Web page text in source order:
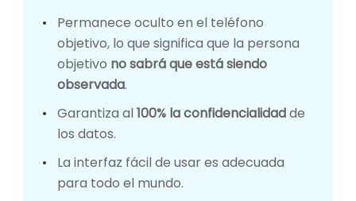
Permanece oculto en el teléfono
objetivo, lo que significa que la persona
objetivo no sabrá que está siendo
observada.
Garantiza al100% la confidencialidadde
los datos.
La interfaz fácil de usar es adecuada
para todo el mundo.